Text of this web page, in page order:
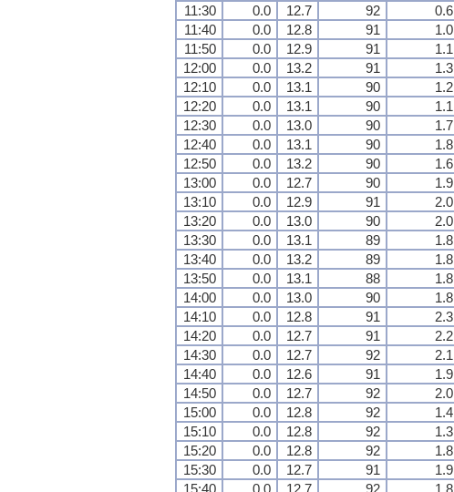
11:30
0.0 12.7 92 0.6
11:40
0.0 12.8 91 1.0
11:50
0.0 12.9 91 1.1
12:00
0.0 13.2 91 1.3
12:10
0.0 13.1 90 1.2
12:20
0.0 13.1 90 1.1
12:30
0.0 13.0 90 1.7
12:40
0.0 13.1 90 1.8
12:50
0.0 13.2 90 1.6
13:00
0.0 12.7 90 1.9
13:10
0.0 12.9 91 2.0
13:20
0.0 13.0 90 2.0
13:30
0.0 13.1 89 1.8
13:40
0.0 13.2 89 1.8
13:50
0.0 13.1 88 1.8
14:00
0.0 13.0 90 1.8
14:10
0.0 12.8 91 2.3
14:20
0.0 12.7 91 2.2
14:30
0.0 12.7 92 2.1
14:40
0.0 12.6 91 1.9
14:50
0.0 12.7 92 2.0
15:00
0.0 12.8 92 1.4
15:10
0.0 12.8 92 1.3
15:20
0.0 12.8 92 1.8
15:30
0.0 12.7 91 1.9
15:40
0.0 12.7 92 1.8